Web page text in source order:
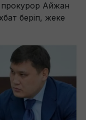
прокурор Айжан
беріп, жеке